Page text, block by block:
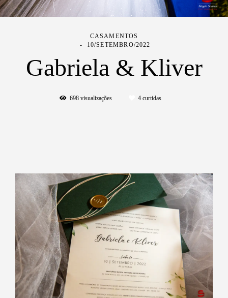
CASAMENTOS
10/SETEMBRO/2022
Gabriela & Kliver
698visualizações 4curtidas